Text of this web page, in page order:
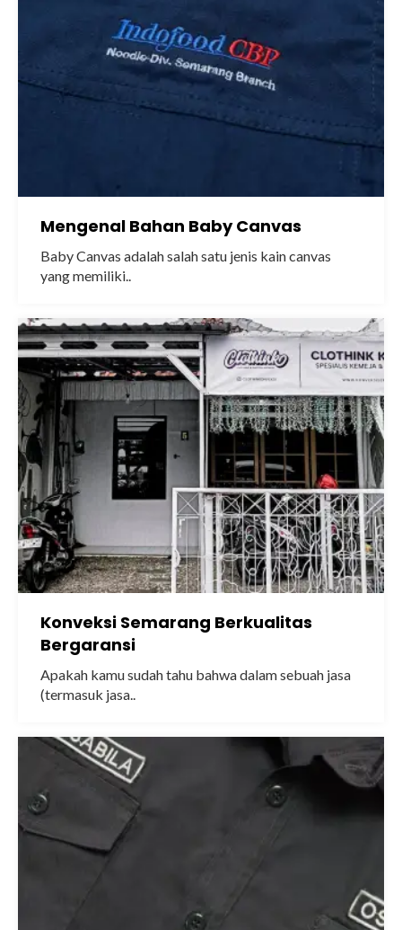
Mengenal Bahan Baby Canvas
Baby Canvas adalah salah satu jenis kain canvas
yang memiliki..
Konveksi Semarang Berkualitas
Bergaransi
Apakah kamu sudah tahu bahwa dalam sebuah jasa
(termasuk jasa..